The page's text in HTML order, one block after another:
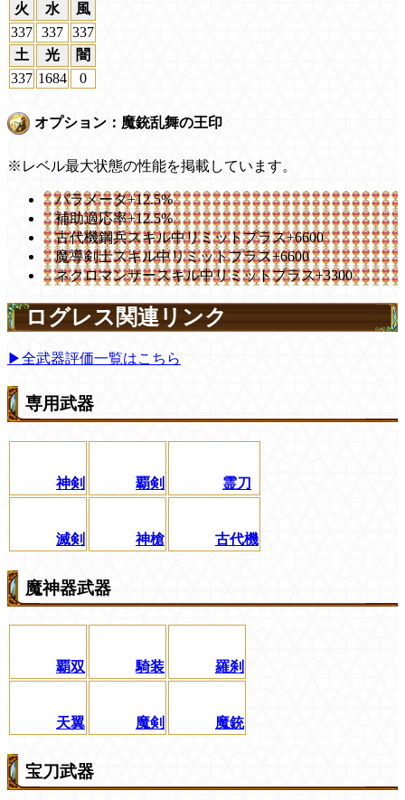
火 水
風
337 337 337
土
光
闇
337 1684 0
オプション：魔銃乱舞の王印
※レベル最大状態の性能を掲載しています。
パラメータ+12.5%
補助適応率+12.5%
古代機鋼兵スキル中リミットプラス+6600
魔導剣士スキル中リミットプラス+6600
ネクロマンサースキル中リミットプラス+3300
ログレス関連リンク
▶全武器評価一覧はこちら
専用武器
神剣 覇剣 霊刀
滅剣 神槍 古代機
魔神器武器
覇双 騎装 羅刹
天翼 魔剣 魔銃
宝刀武器